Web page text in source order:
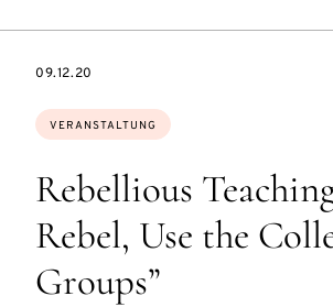
Rebellious
Rebel, Use the
Groups”
Themen:
VERANSTALTUNG
EVENTBEGINSON
09.12.20